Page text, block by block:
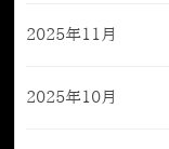
2025年11月
2025年10月